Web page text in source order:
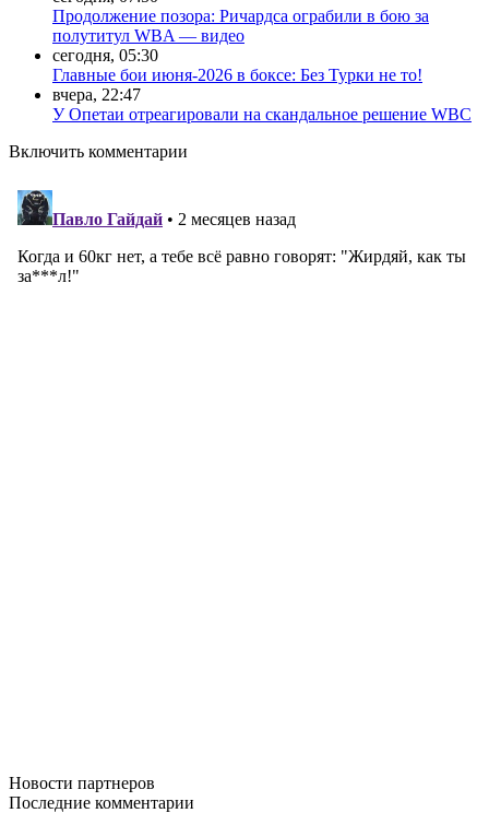
Продолжение позора: Ричардса ограбили в бою за
полутитул WBA — видео
сегодня, 05:30
Главные бои июня-2026 в боксе: Без Турки не то!
вчера, 22:47
У Опетаи отреагировали на скандальное решение WBC
Включить комментарии
Новости партнеров
Последние комментарии